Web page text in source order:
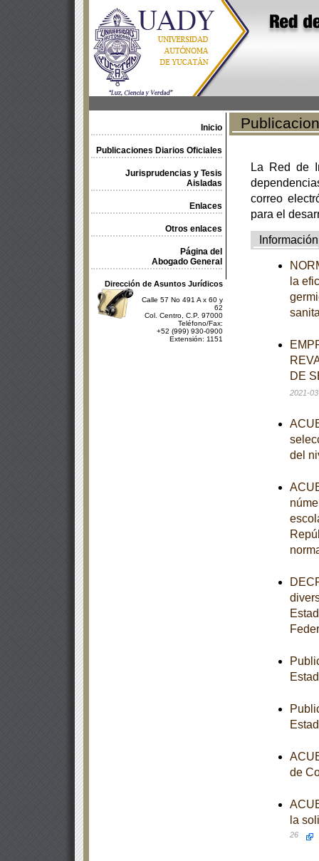
Inicio
Publicaciones Diarios Oficiales
Jurisprudencias y Tesis
Aisladas
Enlaces
Otros enlaces
Página del
Abogado General
Dirección de Asuntos Jurídicos
Calle 57 No 491 A x 60 y
62
Col. Centro, C.P. 97000
Teléfono/Fax:
+52 (999) 930-0900
Extensión: 1151
La Red de
correo
para el
Información
la
DE
2021-
del
de
la
26